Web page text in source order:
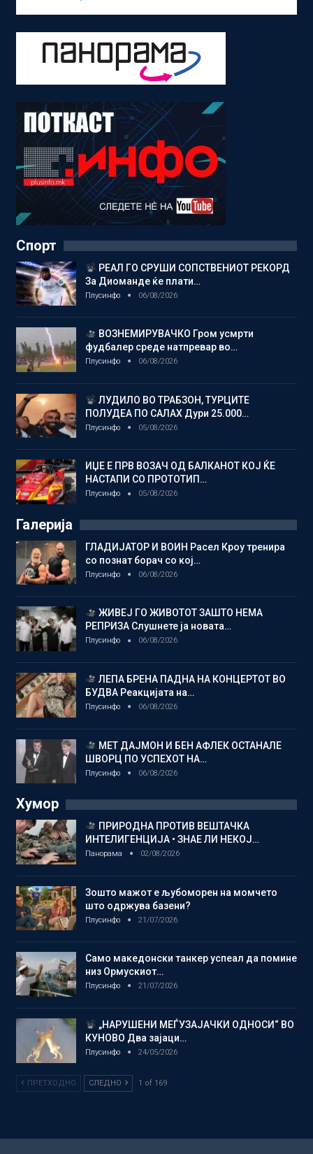
Спорт
РЕАЛ ГО СРУШИ СОПСТВЕНИОТ РЕКОРД
За Диоманде ќе плати…
Плусинфо 06/08/2026
ВОЗНЕМИРУВАЧКО Гром усмрти
фудбалер среде натпревар во…
Плусинфо 06/08/2026
ЛУДИЛО ВО ТРАБЗОН, ТУРЦИТЕ
ПОЛУДЕА ПО САЛАХ Дури 25.000…
Плусинфо 05/08/2026
ИЏЕ Е ПРВ ВОЗАЧ ОД БАЛКАНОТ КОЈ ЌЕ
НАСТАПИ СО ПРОТОТИП…
Плусинфо 05/08/2026
Галерија
ГЛАДИЈАТОР И ВОИН Расел Кроу тренира
со познат борач со кој…
Плусинфо 06/08/2026
ЖИВЕЈ ГО ЖИВОТОТ ЗАШТО НЕМА
РЕПРИЗА Слушнете ја новата…
Плусинфо 06/08/2026
ЛЕПА БРЕНА ПАДНА НА КОНЦЕРТОТ ВО
БУДВА Реакцијата на…
Плусинфо 06/08/2026
МЕТ ДАЈМОН И БЕН АФЛЕК ОСТАНАЛЕ
ШВОРЦ ПО УСПЕХОТ НА…
Плусинфо 06/08/2026
Хумор
ПРИРОДНА ПРОТИВ ВЕШТАЧКА
ИНТЕЛИГЕНЦИЈА • ЗНАЕ ЛИ НЕКОЈ…
Панорама 02/08/2026
Зошто мажот е љубоморен на момчето
што одржува базени?
Плусинфо 21/07/2026
Само македонски танкер успеал да помине
низ Ормускиот…
Плусинфо 21/07/2026
„НАРУШЕНИ МЕЃУЗАЈАЧКИ ОДНОСИ“ ВО
КУНОВО Два зајаци…
Плусинфо 24/05/2026
ПРЕТХОДНО СЛЕДНО 1 of 169